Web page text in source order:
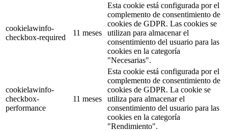
cookielawinfo-
checkbox-required
11 meses
Esta cookie está configurada por el
complemento de consentimiento de
cookies de GDPR. Las cookies se
utilizan para almacenar el
consentimiento del usuario para las
cookies en la categoría
"Necesarias".
cookielawinfo-
checkbox-
performance
11 meses
Esta cookie está configurada por el
complemento de consentimiento de
cookies de GDPR. La cookie se
utiliza para almacenar el
consentimiento del usuario para las
cookies en la categoría
"Rendimiento".